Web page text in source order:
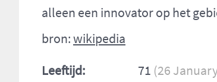
alleen een innovator op het
bron:wikipedia
Leeftijd:
71 (26